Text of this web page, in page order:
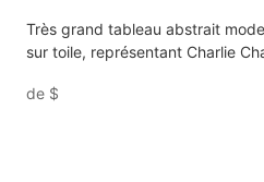
Très grand tableau abstrait
sur toile, représentant Charlie
salon et décoration intérieure
de $